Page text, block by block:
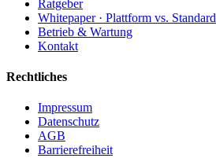
Ratgeber
Whitepaper · Plattform vs. Standard
Betrieb & Wartung
Kontakt
Rechtliches
Impressum
Datenschutz
AGB
Barrierefreiheit